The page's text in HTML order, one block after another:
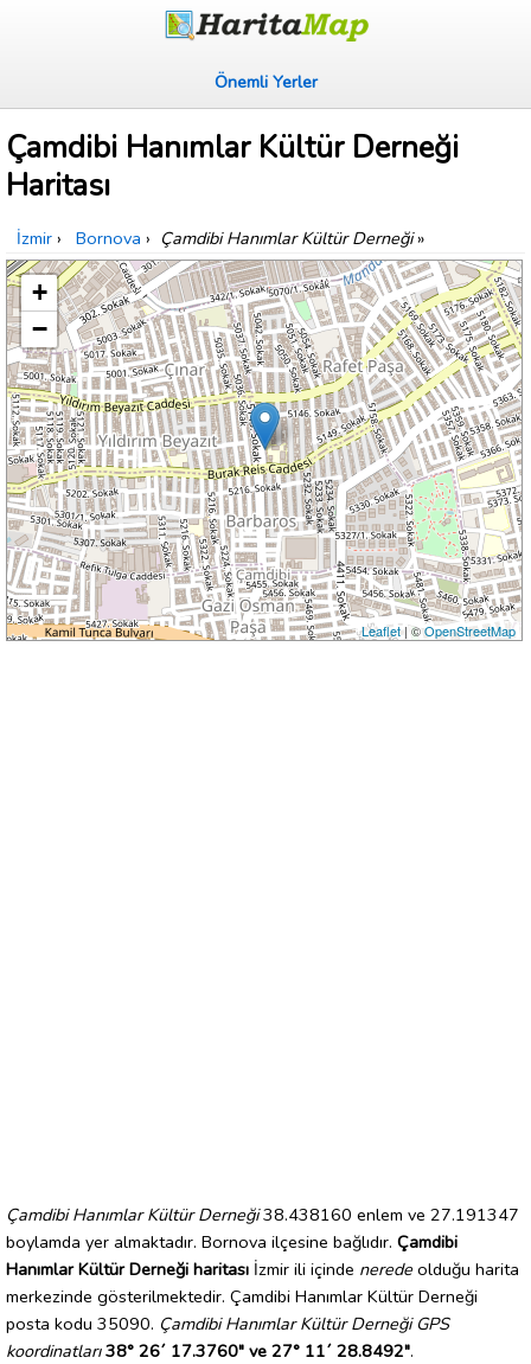
Önemli Yerler
Çamdibi Hanımlar Kültür Derneği
Haritası
İzmir › Bornova › Çamdibi Hanımlar Kültür Derneği»
+
−
Leaflet| ©OpenStreetMap
Çamdibi Hanımlar Kültür Derneği38.438160 enlem ve 27.191347
boylamda yer almaktadır. Bornova ilçesine bağlıdır. Çamdibi
Hanımlar Kültür Derneği haritası İzmir ili içinde nerede olduğu harita
merkezinde gösterilmektedir. Çamdibi Hanımlar Kültür Derneği
posta kodu 35090. Çamdibi Hanımlar Kültür Derneği GPS
koordinatları 38° 26´ 17.3760" ve 27° 11´ 28.8492".